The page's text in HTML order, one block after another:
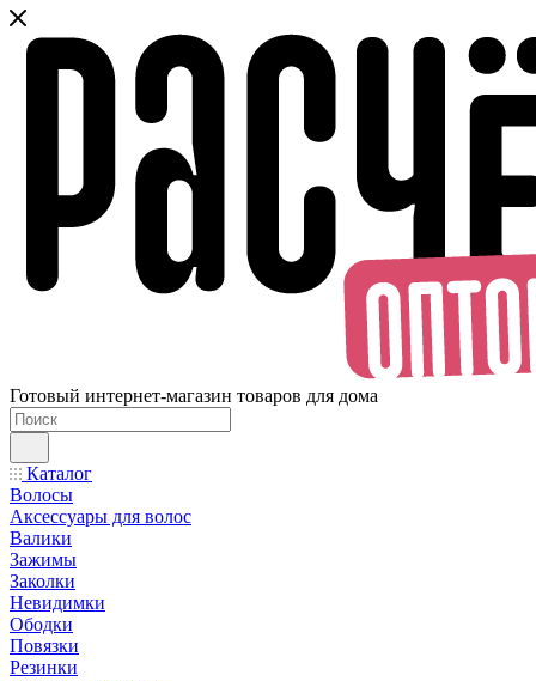
Готовый интернет-магазин товаров для дома
Каталог
Волосы
Аксессуары для волос
Валики
Зажимы
Заколки
Невидимки
Ободки
Повязки
Резинки